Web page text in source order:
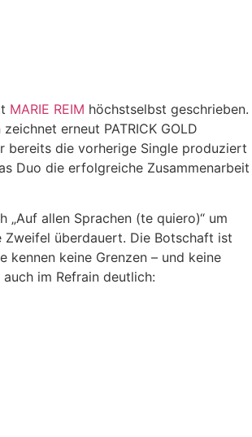
MARIE REIM höchstselbst geschrieben.
erneut PATRICK GOLD
bereits die vorherige Single produziert
Duo die erfolgreiche Zusammenarbeit
„Auf allen Sprachen (te quiero)“ um
Zweifel überdauert. Die Botschaft ist
kennen keine Grenzen – und keine
im Refrain deutlich: